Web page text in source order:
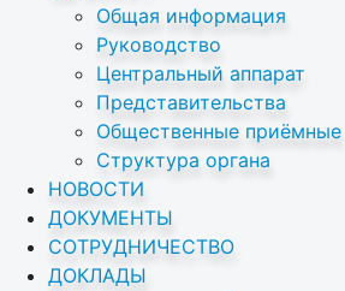
Общая информация
Руководство
Центральный аппарат
Представительства
Общественные приёмные
Структура органа
НОВОСТИ
ДОКУМЕНТЫ
СОТРУДНИЧЕСТВО
ДОКЛАДЫ